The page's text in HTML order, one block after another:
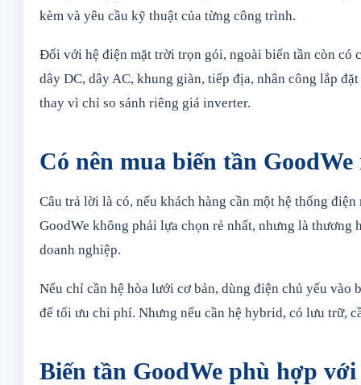
kèm và yêu cầu kỹ thuật của từng công trình.
Đối với hệ điện mặt trời trọn gói, ngoài biến tần còn có
dây DC, dây AC, khung giàn, tiếp địa, nhân công lắp
thay vì chỉ so sánh riêng giá inverter.
Có nên mua biến tần
Câu trả lời là có, nếu khách hàng cần một hệ thống
GoodWe không phải lựa chọn rẻ nhất, nhưng là
doanh nghiệp.
Nếu chỉ cần hệ hòa lưới cơ bản, dùng điện chủ yếu vào
để tối ưu chi phí. Nhưng nếu cần hệ hybrid, có lưu trữ,
Biến tần GoodWe phù hợp